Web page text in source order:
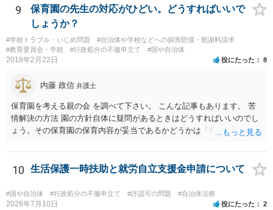
いつまで立っても、 目処がつかないかもしれないですね。
9
保育園の先生の対応がひどい。どうすればいいで
しょうか？
#学校トラブル・いじめ問題
#自治体や学校などへの損害賠償・慰謝料請求
#教育委員会・学校
#行政処分の不服申立て #国や自治体
2018年2月22日 役にたった 8
内藤 政信 弁護士
保育園を考える親の会 を調べて下さい。 こんな記事もあります。 苦
情解決の方法 園の方針自体に疑問があるときはどうすればいいのでし
ょう。その保育園の保育内容が妥当であるかどうかは「保育所保育指
だけで問題が解決できずにこじれた時には、苦情を文書にして保育園
に提出しましょう。園は保護者の苦情に耳を傾けなくてはならないと
三）。さらに苦情解決のための第三者委員を施設ごとにおくことも指
導されています。 保育園との相談や交渉で解決できない時には、区市
10 生活保護一時扶助と就労自立支援金申請について
#国や自治体 #行政処分の不服申立て #許認可の問題 #自治体法務
2026年7月10日 役にたった 2